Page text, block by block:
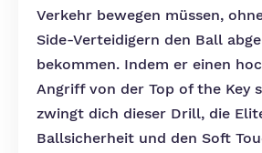
Verkehr bewegen müssen,
Side-Verteidigern den Ball
bekommen. Indem er einen
Angriff von der Top of the Key
zwingt dich dieser Drill, die
Ballsicherheit und den Soft